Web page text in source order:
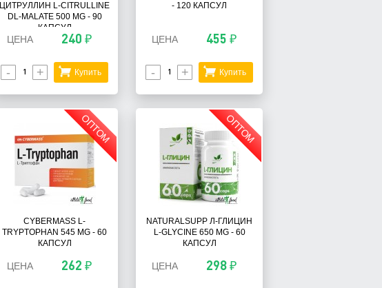
ЦИТРУЛЛИН L-CITRULLINE
DL-MALATE 500 MG - 90
КАПСУЛ
ЦЕНА 240 ₽
- + Купить
- 120 КАПСУЛ
ЦЕНА 455 ₽
- + Купить
ОПТОМ
CYBERMASS L-
TRYPTOPHAN 545 MG - 60
КАПСУЛ
ЦЕНА 262 ₽
ОПТОМ
NATURALSUPP Л-ГЛИЦИН
L-GLYCINE 650 MG - 60
КАПСУЛ
ЦЕНА 298 ₽